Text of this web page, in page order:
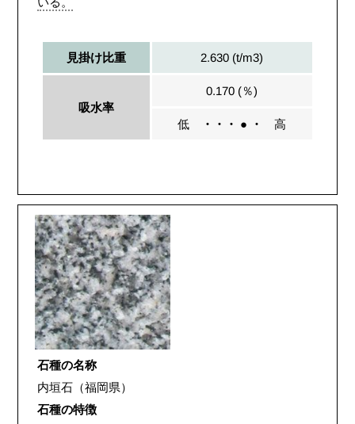
見掛け比重 2.630 (t/m3)
吸水率
0.170 (％)
低 ・・・ ● ・ 高
石種の名称
内垣石（福岡県）
石種の特徴